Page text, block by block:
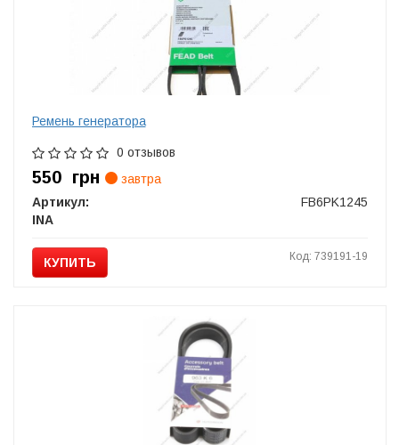
Ремень генератора
0 отзывов
550 грн
завтра
Артикул:
FB6PK1245
INA
КУПИТЬ Код: 739191-19